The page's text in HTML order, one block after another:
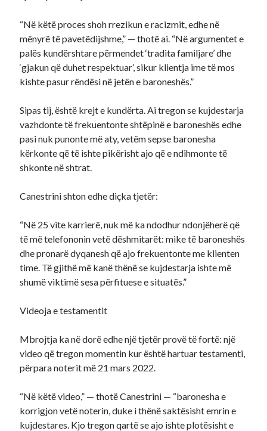
“Në këtë proces shoh rrezikun e racizmit, edhe në
mënyrë të pavetëdijshme,” — thotë ai. “Në argumentet e
palës kundërshtare përmendet ‘tradita familjare’ dhe
‘gjakun që duhet respektuar’, sikur klientja ime të mos
kishte pasur rëndësi në jetën e baroneshës.”
Sipas tij, është krejt e kundërta. Ai tregon se kujdestarja
vazhdonte të frekuentonte shtëpinë e baroneshës edhe
pasi nuk punonte më aty, vetëm sepse baronesha
kërkonte që të ishte pikërisht ajo që e ndihmonte të
shkonte në shtrat.
Canestrini shton edhe diçka tjetër:
“Në 25 vite karrierë, nuk më ka ndodhur ndonjëherë që
të më telefononin vetë dëshmitarët: mike të baroneshës
dhe pronarë dyqanesh që ajo frekuentonte me klienten
time. Të gjithë më kanë thënë se kujdestarja ishte më
shumë viktimë sesa përfituese e situatës.”
Videoja e testamentit
Mbrojtja ka në dorë edhe një tjetër provë të fortë: një
video që tregon momentin kur është hartuar testamenti,
përpara noterit më 21 mars 2022.
“Në këtë video,” — thotë Canestrini — “baronesha e
korrigjon vetë noterin, duke i thënë saktësisht emrin e
kujdestares. Kjo tregon qartë se ajo ishte plotësisht e